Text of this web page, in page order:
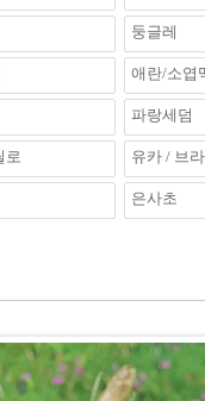
둥글레
애란/소엽
파랑세덤
로 유카 / 브
은사초